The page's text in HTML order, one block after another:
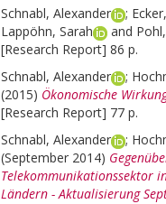
Schnabl, Alexander ;
Lappöhn, Sarah
and
[Research Report] 86 p.
Schnabl, Alexander
;
(2015) Ökonomische
[Research Report] 77 p.
Schnabl, Alexander
;
(September 2014)
Telekommunikationssektor
Ländern - Aktualisierung